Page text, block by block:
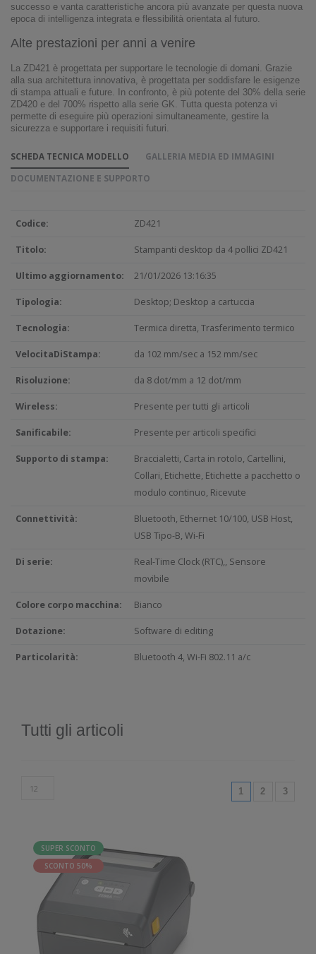
successo e vanta caratteristiche ancora più avanzate per questa nuova
epoca di intelligenza integrata e flessibilità orientata al futuro.
Alte prestazioni per anni a venire
La ZD421 è progettata per supportare le tecnologie di domani. Grazie
alla sua architettura innovativa, è progettata per soddisfare le esigenze
di stampa attuali e future. In confronto, è più potente del 30% della serie
ZD420 e del 700% rispetto alla serie GK. Tutta questa potenza vi
permette di eseguire più operazioni simultaneamente, gestire la
sicurezza e supportare i requisiti futuri.
SCHEDA TECNICA MODELLO
GALLERIA MEDIA ED IMMAGINI
DOCUMENTAZIONE E SUPPORTO
Codice: ZD421
Titolo: Stampanti desktop da 4 pollici ZD421
Ultimo aggiornamento: 21/01/2026 13:16:35
Tipologia: Desktop; Desktop a cartuccia
Tecnologia: Termica diretta, Trasferimento termico
VelocitaDiStampa: da 102 mm/sec a 152 mm/sec
Risoluzione: da 8 dot/mm a 12 dot/mm
Wireless: Presente per tutti gli articoli
Sanificabile: Presente per articoli specifici
Supporto di stampa:
Braccialetti, Carta in rotolo, Cartellini,
Collari, Etichette, Etichette a pacchetto o
modulo continuo, Ricevute
Connettività:
Bluetooth, Ethernet 10/100, USB Host,
USB Tipo-B, Wi-Fi
Di serie:
Real-Time Clock (RTC),, Sensore
movibile
Colore corpo macchina: Bianco
Dotazione: Software di editing
Particolarità: Bluetooth 4, Wi-Fi 802.11 a/c
Tutti gli articoli
1 (current)
2 3
SUPER SCONTO
SCONTO 50%